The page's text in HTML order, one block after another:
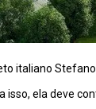
italiano
ela deve